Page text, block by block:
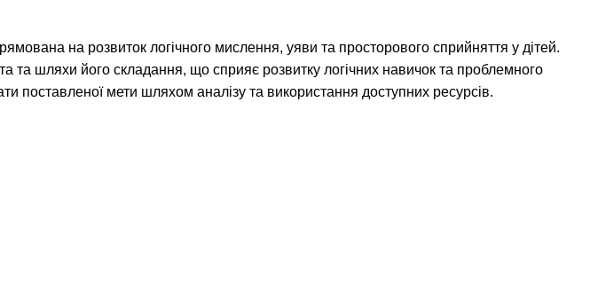
на розвиток логічного мислення, уяви та просторового сприйняття у дітей.
та шляхи його складання, що сприяє розвитку логічних навичок та проблемного
поставленої мети шляхом аналізу та використання доступних ресурсів.